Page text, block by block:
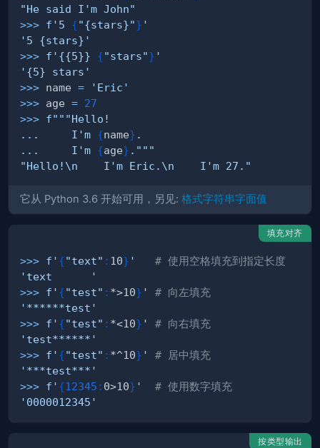
"He said I'm John"
>>> f'5 {"{stars}"} '
'5 {stars}'
>>> f'{{5}} {"stars"} '
'{5} stars'
>>> name =
'Eric'
>>> age = 27
>>>
...     I'm {name}
...     I'm {age} ."""
"Hello!\n    I'm Eric.\n    I'm 27."
它从 Python 3.6 开始可用，另见: 格式字符串字面值
填充对齐
>>> f' {"text" : 10} '
# 使用空格填充到指定长度
'text      '
>>> f' {"test" : *>10} '
# 向左填充
'******test'
>>> f' {"test" : *<10} '
# 向右填充
'test******'
>>> f' {"test" : *^10} '
# 居中填充
'***test***'
>>> f' {12345 : 0>10} '
# 使用数字填充
'0000012345'
按类型输出